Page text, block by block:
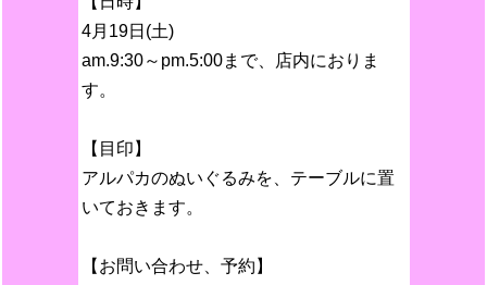
4月19日(土)
am.9:30～pm.5:00まで、店内におりま
す。
【目印】
アルパカのぬいぐるみを、テーブルに置
いておきます。
【お問い合わせ、予約】